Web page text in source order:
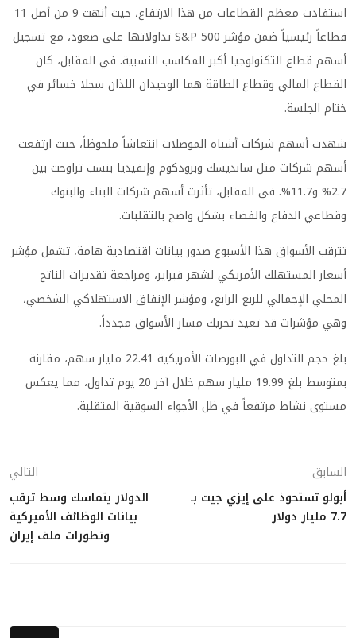
استفادت معظم القطاعات من هذا الارتفاع، حيث أنهت 9 من أصل 11
قطاعاً رئيسياً ضمن مؤشر S&P 500 تداولاتها على صعود، مع تسجيل
أسهم قطاع التكنولوجيا أكبر المكاسب النسبية. في المقابل، كان
القطاع المالي وقطاع الطاقة هما الوحيدان اللذان سجلا خسائر في
ختام الجلسة.
شهدت أسهم شركات أشباه الموصلات انتعاشاً ملحوظاً، حيث ارتفعت
أسهم شركات مثل سانديسك وبرودكوم وإنفيديا بنسب تراوحت بين
2.7% و11.7%. في المقابل، تأثرت أسهم شركات البناء والبنوك
وقطاعي الدفاع والفضاء بشكل واضح بالتقلبات.
تترقب الأسواق هذا الأسبوع صدور بيانات اقتصادية هامة، تشمل مؤشر
أسعار المستهلك الأمريكي لشهر فبراير، ومراجعة تقديرات الناتج
المحلي الإجمالي للربع الرابع، ومؤشر الإنفاق الاستهلاكي الشخصي،
وهي مؤشرات قد تعيد تحريك مسار الأسواق مجدداً.
بلغ حجم التداول في البورصات الأمريكية 22.41 مليار سهم، مقارنة
بمتوسط بلغ 19.99 مليار سهم خلال آخر 20 يوم تداول، مما يعكس
مستوى نشاط مرتفعاً في ظل الأجواء السوقية المتقلبة.
السابق
أبولو تستحوذ على إيزي جيت بـ
7.7 مليار دولار
التالي
الدولار يتماسك وسط ترقب
بيانات الوظائف الأميركية
وتطورات ملف إيران